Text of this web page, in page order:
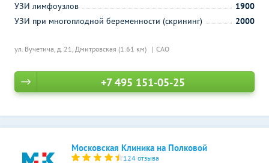
ул. Вучетича, д. 21, Дмитровская (1.61 км) САО
УЗИ лимфоузлов
1900
УЗИ при многоплодной беременности (скрининг)
2000
+7 495 151-05-25
Московская Клиника на Полковой
124 отзыва